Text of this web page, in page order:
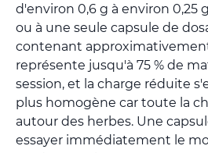
d'environ 0,6 g à environ 0,25
ou à une seule capsule de
contenant approximativement
représente jusqu'à 75 % de
session, et la charge réduite
plus homogène car toute la
autour des herbes. Une
essayer immédiatement le